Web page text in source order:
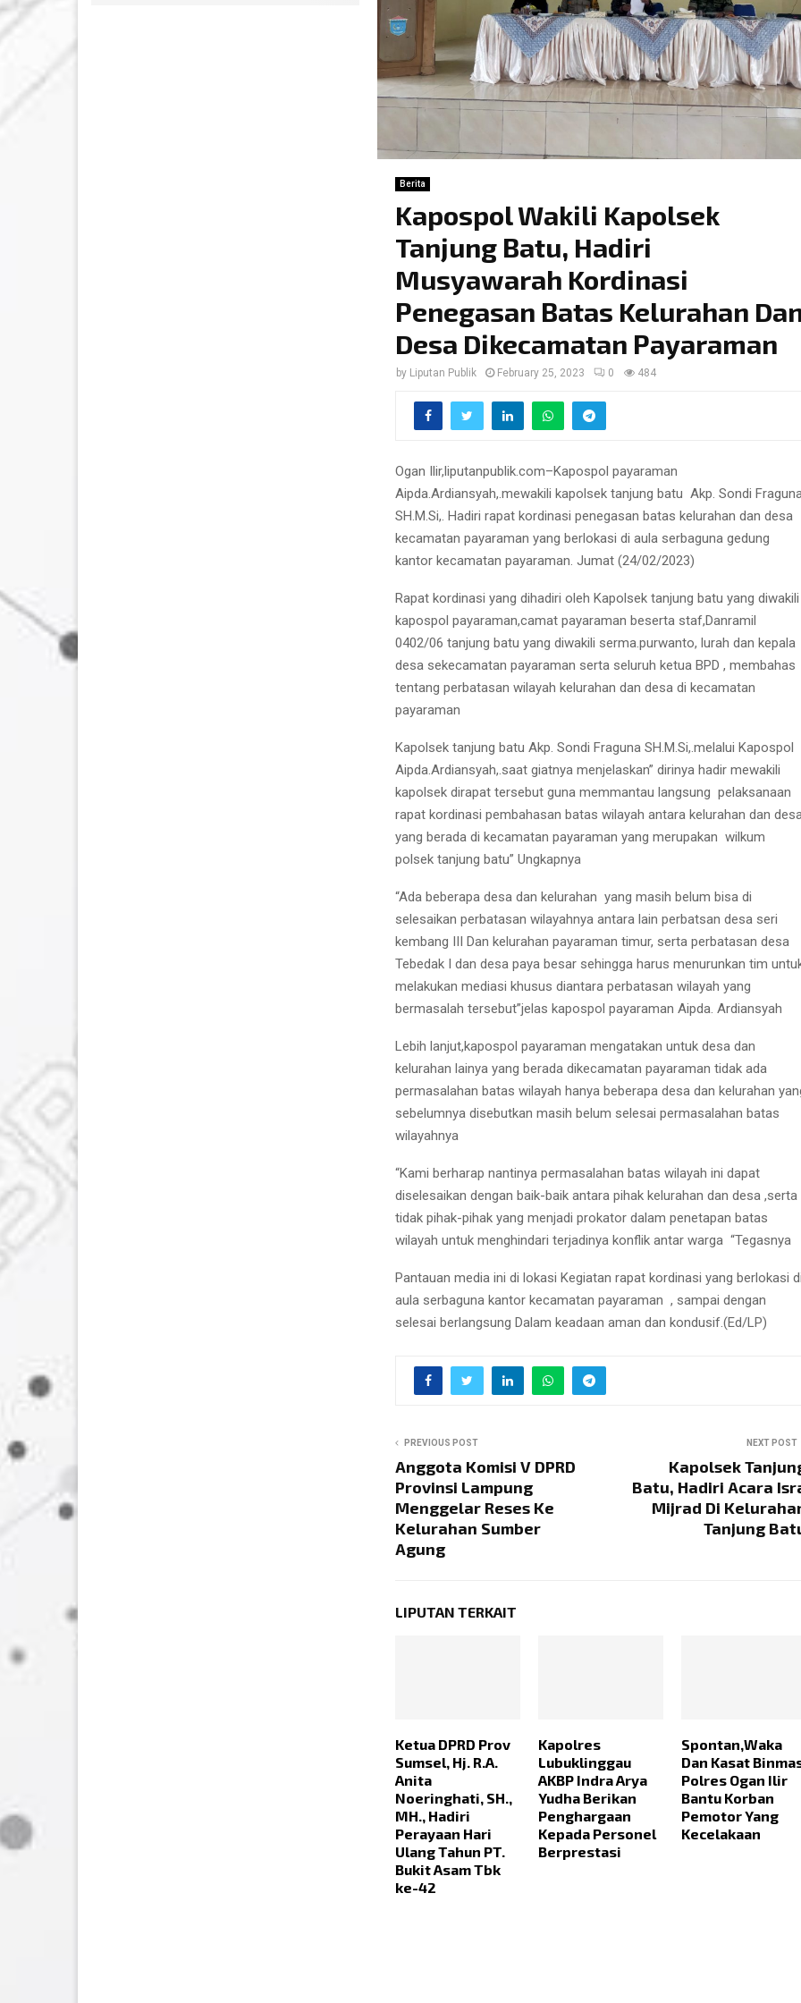
Berita
Kapospol Wakili Kapolsek
Tanjung Batu, Hadiri
Musyawarah Kordinasi
Penegasan Batas Kelurahan
Desa Dikecamatan Payaraman
by Liputan Publik February 25, 2023 0 484
Ogan Ilir,liputanpublik.com–Kapospol payaraman
Aipda.Ardiansyah,.mewakili kapolsek tanjung batu Akp. Sondi
SH.M.Si,. Hadiri rapat kordinasi penegasan batas kelurahan dan desa
kecamatan payaraman yang berlokasi di aula serbaguna gedung
kantor kecamatan payaraman. Jumat (24/02/2023)
Rapat kordinasi yang dihadiri oleh Kapolsek tanjung batu yang diwakili
kapospol payaraman,camat payaraman beserta staf,Danramil
0402/06 tanjung batu yang diwakili serma.purwanto, lurah dan kepala
desa sekecamatan payaraman serta seluruh ketua BPD , membahas
tentang perbatasan wilayah kelurahan dan desa di kecamatan
payaraman
Kapolsek tanjung batu Akp. Sondi Fraguna SH.M.Si,.melalui Kapospol
Aipda.Ardiansyah,.saat giatnya menjelaskan” dirinya hadir mewakili
kapolsek dirapat tersebut guna memmantau langsung pelaksanaan
rapat kordinasi pembahasan batas wilayah antara kelurahan dan
yang berada di kecamatan payaraman yang merupakan wilkum
polsek tanjung batu” Ungkapnya
“Ada beberapa desa dan kelurahan yang masih belum bisa di
selesaikan perbatasan wilayahnya antara lain perbatsan desa seri
kembang III Dan kelurahan payaraman timur, serta perbatasan desa
Tebedak I dan desa paya besar sehingga harus menurunkan tim
melakukan mediasi khusus diantara perbatasan wilayah yang
bermasalah tersebut”jelas kapospol payaraman Aipda. Ardiansyah
Lebih lanjut,kapospol payaraman mengatakan untuk desa dan
kelurahan lainya yang berada dikecamatan payaraman tidak ada
permasalahan batas wilayah hanya beberapa desa dan kelurahan
sebelumnya disebutkan masih belum selesai permasalahan batas
wilayahnya
“Kami berharap nantinya permasalahan batas wilayah ini dapat
diselesaikan dengan baik-baik antara pihak kelurahan dan desa ,serta
tidak pihak-pihak yang menjadi prokator dalam penetapan batas
wilayah untuk menghindari terjadinya konflik antar warga “Tegasnya
Pantauan media ini di lokasi Kegiatan rapat kordinasi yang berlokasi
aula serbaguna kantor kecamatan payaraman , sampai dengan
selesai berlangsung Dalam keadaan aman dan kondusif.(Ed/LP)
PREVIOUS POST
Anggota Komisi V DPRD
Provinsi Lampung
Menggelar Reses Ke
Kelurahan Sumber
Agung
NEXT POST
Kapolsek
Batu, Hadiri Acara
Mijrad Di
Tanjung
LIPUTAN TERKAIT
Ketua DPRD Prov
Sumsel, Hj. R.A.
Anita
Noeringhati, SH.,
MH., Hadiri
Perayaan Hari
Ulang Tahun PT.
Bukit Asam Tbk
ke-42
Kapolres
Lubuklinggau
AKBP Indra Arya
Yudha Berikan
Penghargaan
Kepada Personel
Berprestasi
Spontan,Waka
Dan Kasat
Polres Ogan Ilir
Bantu Korban
Pemotor Yang
Kecelakaan